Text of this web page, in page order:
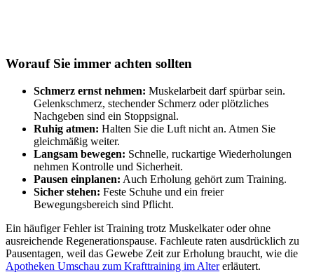
Worauf Sie immer achten sollten
Schmerz ernst nehmen: Muskelarbeit darf spürbar sein.
Gelenkschmerz, stechender Schmerz oder plötzliches
Nachgeben sind ein Stoppsignal.
Ruhig atmen: Halten Sie die Luft nicht an. Atmen Sie
gleichmäßig weiter.
Langsam bewegen: Schnelle, ruckartige Wiederholungen
nehmen Kontrolle und Sicherheit.
Pausen einplanen: Auch Erholung gehört zum Training.
Sicher stehen: Feste Schuhe und ein freier
Bewegungsbereich sind Pflicht.
Ein häufiger Fehler ist Training trotz Muskelkater oder ohne
ausreichende Regenerationspause. Fachleute raten ausdrücklich zu
Pausentagen, weil das Gewebe Zeit zur Erholung braucht, wie die
Apotheken Umschau zum Krafttraining im Altererläutert.